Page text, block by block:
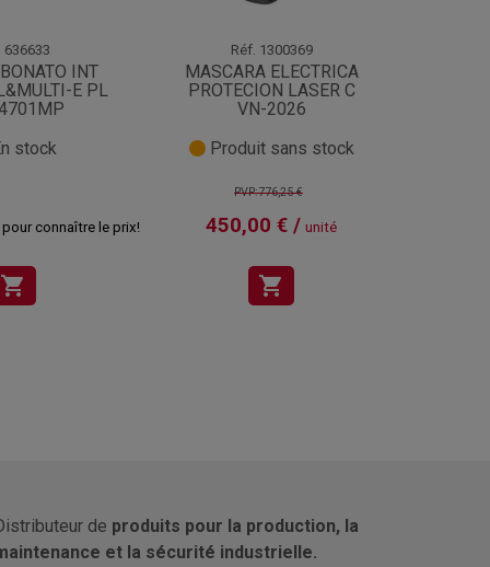
636633
INT
E PL
stock
connaître le prix!
shopping_cart
Réf. 1300369
MASCARA ELECTRICA
PROTECION LASER C
VN-2026
Produit sans stock
PVP:776,25 €
450,00 € / unité
shopping_cart
de produits pour la production, la
et la sécurité industrielle.